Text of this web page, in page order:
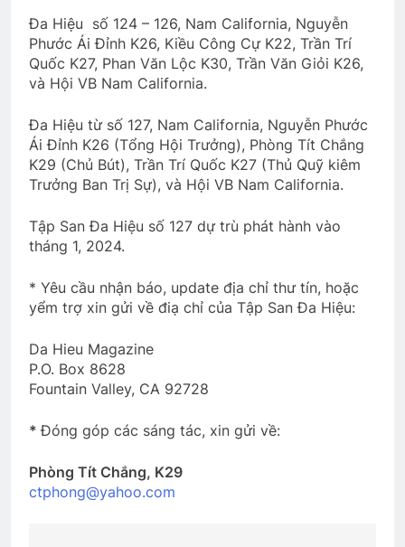
Đa Hiệu số 124 – 126, Nam California, Nguyễn
Phước Ái Đỉnh K26, Kiều Công Cự K22, Trần Trí
Quốc K27, Phan Văn Lộc K30, Trần Văn Giỏi K26,
và Hội VB Nam California.
Đa Hiệu từ số 127, Nam California, Nguyễn Phước
Ái Đỉnh K26 (Tổng Hội Trưởng), Phòng Tít Chắng
K29 (Chủ Bút), Trần Trí Quốc K27 (Thủ Quỹ kiêm
Trưởng Ban Trị Sự), và Hội VB Nam California.
Tập San Đa Hiệu số 127 dự trù phát hành vào
tháng 1, 2024.
* Yêu cầu nhận báo, update địa chỉ thư tín, hoặc
yểm trợ xin gửi về điạ chỉ của Tập San Đa Hiệu:
Da Hieu Magazine
P.O. Box 8628
Fountain Valley, CA 92728
*Đóng góp các sáng tác, xin gửi về:
Phòng Tít Chắng, K29
ctphong@yahoo.com